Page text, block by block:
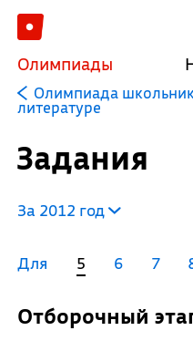
Олимпиады
Олимпиада
литературе
Задания
За 2012 год
Для 5 6 7
Отборочный